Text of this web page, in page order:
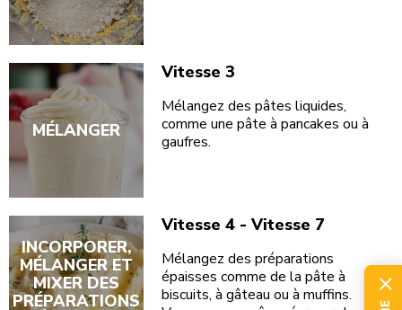
Vitesse 3
Mélangez des pâtes liquides,
comme une pâte à pancakes ou à
gaufres.
MÉLANGER
Vitesse 4 - Vitesse 7
Mélangez des préparations
épaisses comme de la pâte à
biscuits, à gâteau ou à muffins.
INCORPORER,
MÉLANGER ET
MIXER DES
PRÉPARATIONS